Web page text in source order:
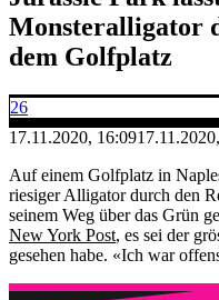
Monsteralligator
dem Golfplatz
26
17.11.2020, 16:09
Auf einem Golfplatz in
riesiger Alligator durch den
seinem Weg über das Grün
New York Post, es sei der
gesehen habe. «Ich war